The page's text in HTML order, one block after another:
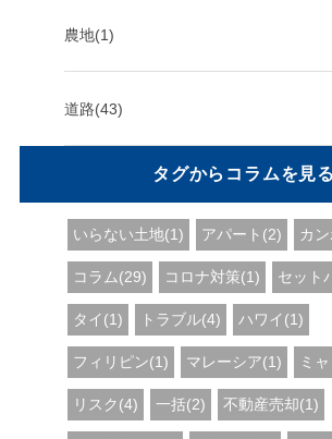
農地(1)
道路(43)
タグからコラムを見る
いらない土地(1) アパート(2) カ
コラム(29) コロナ対策(1) セット
タイ(1) トラブル(4) ハワイ(1)
フィリピン(1) マレーシア(1) ミ
リスク(4) 一括(2) 不動産売却(1)